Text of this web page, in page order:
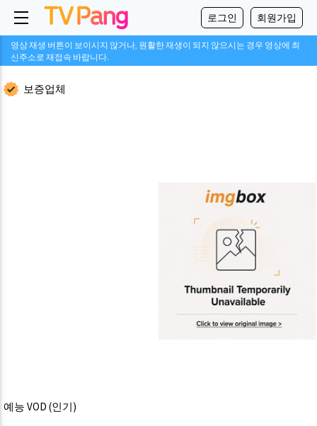
로그인 회원가입
영상 재생 버튼이 보이시지 않거나, 원활한 재생이 되지 않으시는 경우 영상에 최
신주소로 재접속 바랍니다.
보증업체
예능 VOD (인기)